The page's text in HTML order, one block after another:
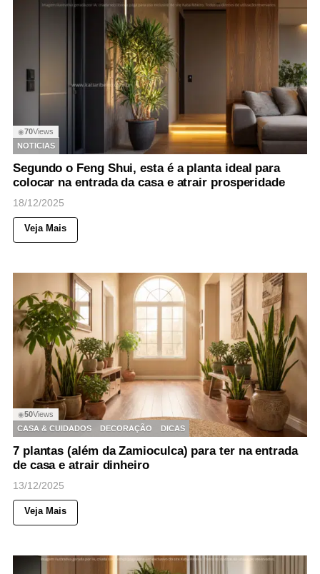
◉70Views
NOTICIAS
Segundo o Feng Shui, esta é a planta ideal para
colocar na entrada da casa e atrair prosperidade
18/12/2025
Veja Mais
◉50Views
CASA & CUIDADOS
DECORAÇÃO DICAS
7 plantas (além da Zamioculca) para ter na entrada
de casa e atrair dinheiro
13/12/2025
Veja Mais